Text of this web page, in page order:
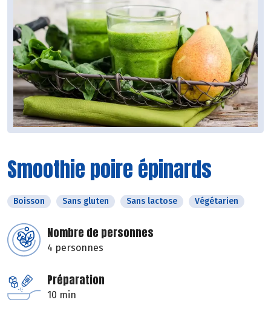
Smoothie poire épinards
Boisson Sans gluten Sans lactose Végétarien
Nombre de personnes
4 personnes
Préparation
10 min